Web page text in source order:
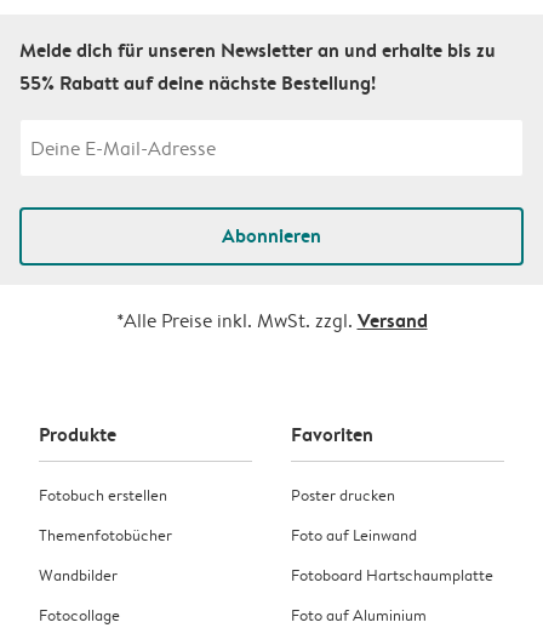
Melde dich für unseren Newsletter an und erhalte bis zu
55% Rabatt auf deine nächste Bestellung!
Abonnieren
*Alle Preise inkl. MwSt. zzgl. Versand
Produkte
Fotobuch erstellen
Themenfotobücher
Wandbilder
Fotocollage
Favoriten
Poster drucken
Foto auf Leinwand
Fotoboard Hartschaumplatte
Foto auf Aluminium